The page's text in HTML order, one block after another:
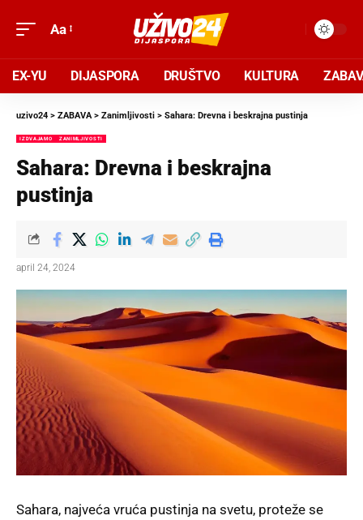
Aa
EX-YU DIJASPORA DRUŠTVO KULTURA
uzivo24 > ZABAVA> Zanimljivosti > Sahara: Drevna i beskrajna pustinja
IZDVAJAMO ZANIMLJIVOSTI
Sahara: Drevna i beskrajna
pustinja
april 24, 2024
Sahara, najveća vruća pustinja na svetu, proteže se